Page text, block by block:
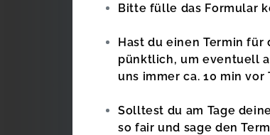
Bitte fülle das Formular
Hast du einen Termin für
pünktlich, um eventuell
uns immer ca. 10 min vor
Solltest du am Tage
so fair und sage den